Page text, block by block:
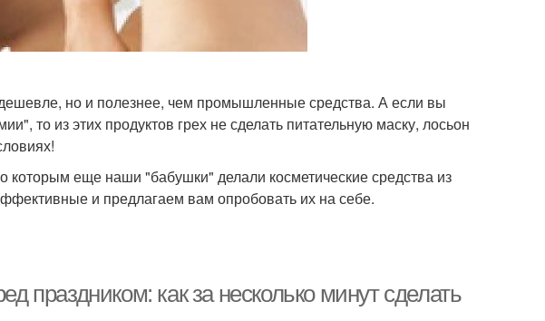
но и полезнее, чем промышленные средства. А если вы
то из этих продуктов грех не сделать питательную маску, лосьон
которым еще наши "бабушки" делали косметические средства из
и предлагаем вам опробовать их на себе.
праздником: как за несколько минут сделать